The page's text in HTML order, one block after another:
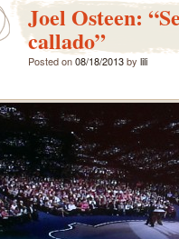
Joel Osteen:
callado”
Posted on08/18/2013by lili